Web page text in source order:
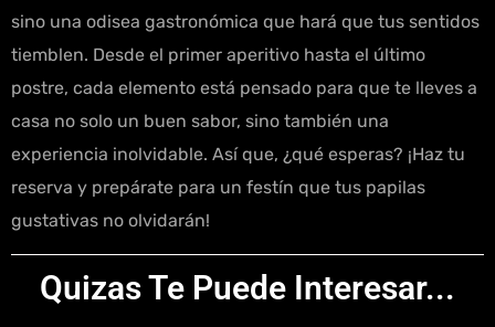
sino una odisea gastronómica que hará que tus sentidos
tiemblen. Desde el primer aperitivo hasta el último
postre, cada elemento está pensado para que te lleves a
casa no solo un buen sabor, sino también una
experiencia inolvidable. Así que, ¿qué esperas? ¡Haz tu
reserva y prepárate para un festín que tus papilas
gustativas no olvidarán!
Quizas Te Puede Interesar...